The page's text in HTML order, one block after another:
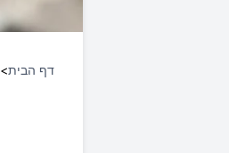
דף הבית>